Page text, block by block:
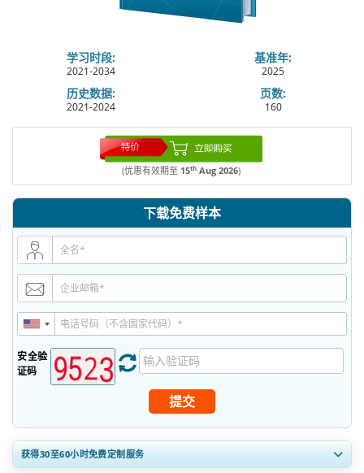
学习时段:
2021-2034
基准年:
2025
历史数据:
2021-2024
页数:
160
(优惠有效期至 15thAug 2026)
下载免费样本
安全验
证码
提交
获得30至60小时免费定制服务